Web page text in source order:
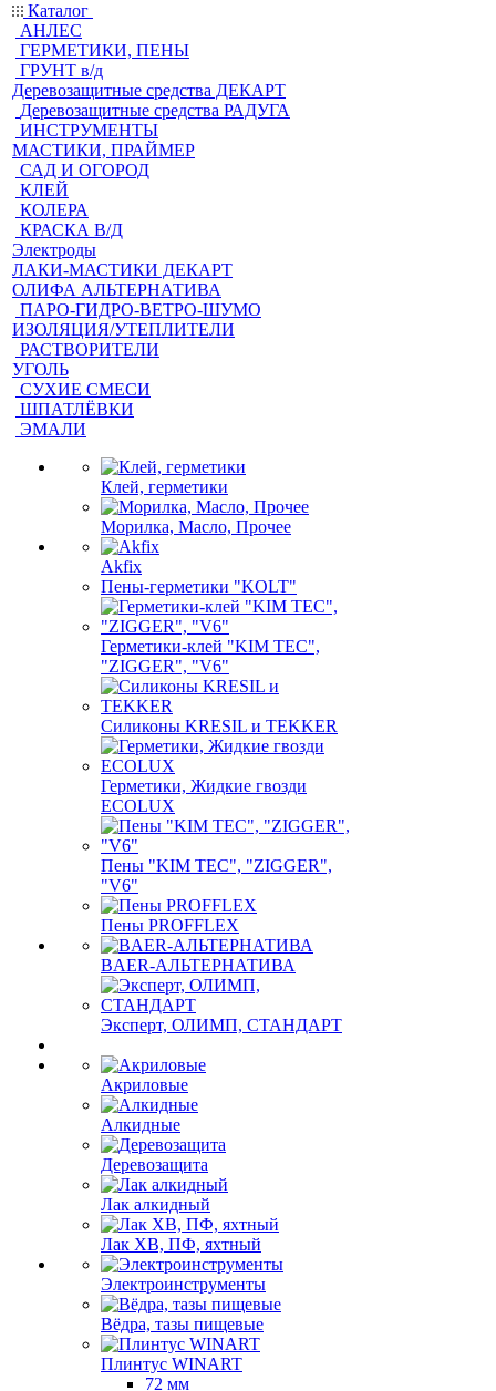
Каталог
АНЛЕС
ГЕРМЕТИКИ, ПЕНЫ
ГРУНТ в/д
Деревозащитные средства ДЕКАРТ
Деревозащитные средства РАДУГА
ИНСТРУМЕНТЫ
МАСТИКИ, ПРАЙМЕР
САД И ОГОРОД
КЛЕЙ
КОЛЕРА
КРАСКА В/Д
Электроды
ЛАКИ-МАСТИКИ ДЕКАРТ
ОЛИФА АЛЬТЕРНАТИВА
ПАРО-ГИДРО-ВЕТРО-ШУМО
ИЗОЛЯЦИЯ/УТЕПЛИТЕЛИ
РАСТВОРИТЕЛИ
УГОЛЬ
СУХИЕ СМЕСИ
ШПАТЛЁВКИ
ЭМАЛИ
Клей, герметики
Морилка, Масло, Прочее
Akfix
Пены-герметики "KOLT"
Герметики-клей "KIM TEС",
"ZIGGER", "V6"
Силиконы KRESIL и TEKKER
Герметики, Жидкие гвозди
ECOLUX
Пены "KIM TEС", "ZIGGER",
"V6"
Пены PROFFLEX
BAER-АЛЬТЕРНАТИВА
Эксперт, ОЛИМП, СТАНДАРТ
Акриловые
Алкидные
Деревозащита
Лак алкидный
Лак ХВ, ПФ, яхтный
Электроинструменты
Вёдра, тазы пищевые
Плинтус WINART
72 мм